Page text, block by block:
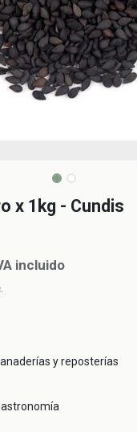
x 1kg - Cundis
incluido
y reposterías